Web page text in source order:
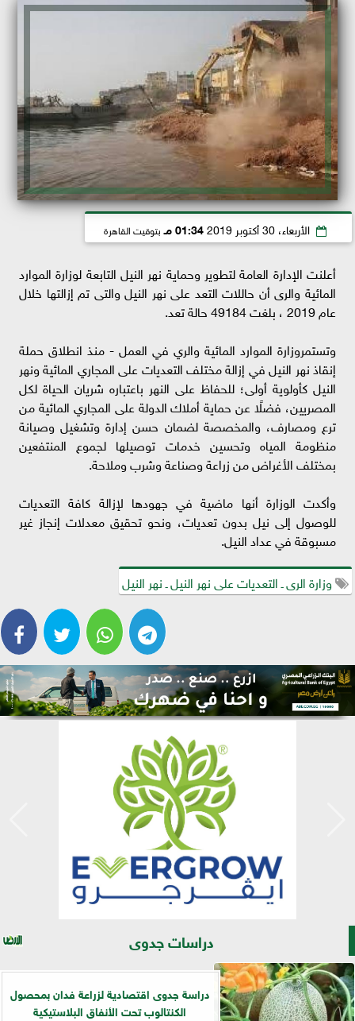
الأربعاء، 30 أكتوبر 2019 01:34 مـ بتوقيت القاهرة
أعلنت الإدارة العامة لتطوير وحماية نهر النيل التابعة لوزارة الموارد
المائية والرى أن حاللات التعد على نهر النيل والتى تم إزالتها خلال
عام 2019 ، بلغت 49184 حالة تعد.
وتستمروزارة الموارد المائية والري في العمل - منذ انطلاق حملة
إنقاذ نهر النيل في إزالة مختلف التعديات على المجاري المائية ونهر
النيل كأولوية أولى؛ للحفاظ على النهر باعتباره شريان الحياة لكل
المصريين، فضلًا عن حماية أملاك الدولة على المجاري المائية من
ترع ومصارف، والمخصصة لضمان حسن إدارة وتشغيل وصيانة
منظومة المياه وتحسين خدمات توصيلها لجموع المنتفعين
بمختلف الأغراض من زراعة وصناعة وشرب وملاحة.
وأكدت الوزارة أنها ماضية في جهودها لإزالة كافة التعديات
للوصول إلى نيل بدون تعديات، ونحو تحقيق معدلات إنجاز غير
مسبوقة في عداد النيل.
وزارة الرى ـ التعديات على نهر النيل ـ نهر النيل
دراسات جدوى
دراسة جدوى اقتصادية لزراعة فدان بمحصول
الكنتالوب تحت الأنفاق البلاستيكية